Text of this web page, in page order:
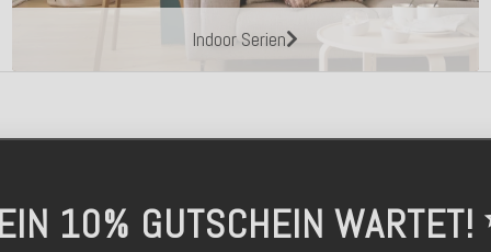
Indoor Serien
10% GUTSCHEIN WARTET!